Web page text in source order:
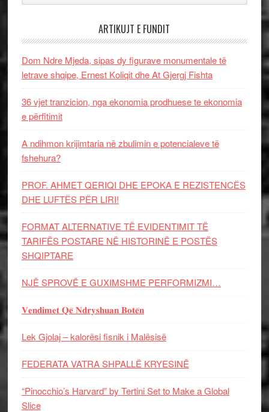
ARTIKUJT E FUNDIT
Dom Ndre Mjeda, sipas dy figurave monumentale të
letrave shqipe, Ernest Koliqit dhe At Gjergj Fishta
36 vjet tranzicion, nga ekonomia prodhuese te ekonomia
e përfitimit
A ndihmon krijimtaria në zbulimin e potencialeve të
fshehura?
PROF. AHMET QERIQI DHE EPOKA E REZISTENCЁS
DHE LUFTЁS PЁR LIRI!
FORMAT ALTERNATIVE TË EVIDENTIMIT TË
TARIFËS POSTARE NË HISTORINË E POSTËS
SHQIPTARE
NJË SPROVË E GUXIMSHME PERFORMIZMI…
𝐕𝐞𝐧𝐝𝐢𝐦𝐞𝐭 𝐐𝐞̈ 𝐍𝐝𝐫𝐲𝐬𝐡𝐮𝐚𝐧 𝐁𝐨𝐭𝐞̈𝐧
Lek Gjolaj – kalorësi fisnik i Malësisë
FEDERATA VATRA SHPALLË KRYESINË
“Pinocchio’s Harvard” by Tertini Set to Make a Global
Slice